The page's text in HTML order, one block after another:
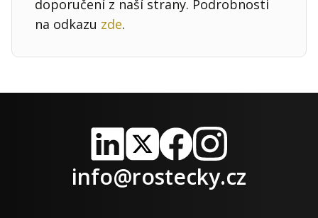
doporučení z naší strany. Podrobnosti
na odkazu zde.
LinkedIn
X FacebookInstagram
info@rostecky.cz